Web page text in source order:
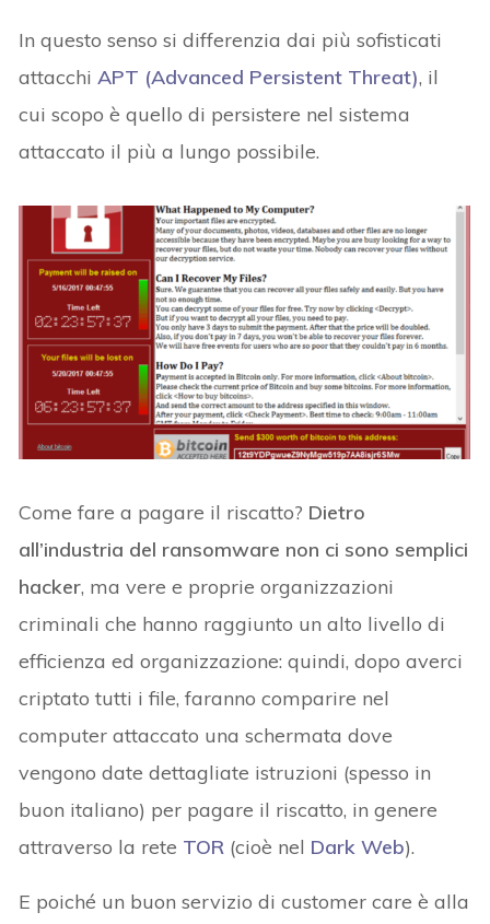
In questo senso si differenzia dai più sofisticati
attacchiAPT (Advanced Persistent Threat), il
cui scopo è quello di persistere nel sistema
attaccato il più a lungo possibile.
Come fare a pagare il riscatto? Dietro
all’industria del ransomware non ci sono semplici
hacker, ma vere e proprie organizzazioni
criminali che hanno raggiunto un alto livello di
efficienza ed organizzazione: quindi, dopo averci
criptato tutti i file, faranno comparire nel
computer attaccato una schermata dove
vengono date dettagliate istruzioni (spesso in
buon italiano) per pagare il riscatto, in genere
attraverso la rete TOR (cioè nel Dark Web).
E poiché un buon servizio di customer care è alla